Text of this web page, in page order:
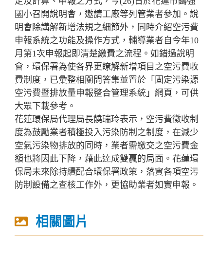
國小召開說明會，邀請工廠等列管業者參加。說
明會除講解新增法規之細節外，同時介紹空污費
申報系統之功能及操作方式，輔導業者自今年10
月第1次申報起即清楚繳費之流程。如錯過說明
會，環保署為使各界更瞭解新增項目之空污費收
費制度，已彙整相關問答集並置於「固定污染源
空污費暨排放量申報整合管理系統」網頁，可供
大眾下載參考。
花蓮環保局代理局長饒瑞玲表示，空污費徵收制
度為鼓勵業者積極投入污染防制之制度，在減少
空氣污染物排放的同時，業者需繳交之空污費金
額也將因此下降，藉此達成雙贏的局面。花蓮環
保局未來除持續配合環保署政策，落實各項空污
防制設備之查核工作外，更協助業者如實申報。
相關圖片